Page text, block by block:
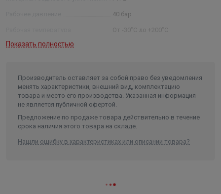
40 бар
От -30˚С до +200˚С
Максимальная пропускная
Ширина в упаковке, см. 4
Высота в упаковке, см. 4
Вес в упаковке, кг 0.15
Показать полностью
Производитель оставляет за собой право без уведомления
менять характеристики, внешний вид, комплектацию
товара и место его производства. Указанная информация
не является публичной офертой.
Предложение по продаже товара действительно в течение
срока наличия этого товара на складе.
Нашли ошибку в характеристиках или описании товара?